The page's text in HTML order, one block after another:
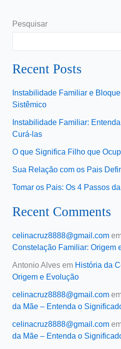
Pesquisar
Recent Posts
Instabilidade Familiar e
Sistêmico
Instabilidade Familiar:
Curá-las
O que Significa Filho que
Sua Relação com os Pais
Tomar os Pais: Os 4 Passos
Recent Comments
celinacruz8888@gmail.com
Constelação Familiar: Origem
Antonio Alvesem História da
Origem e Evolução
celinacruz8888@gmail.com
da Mãe – Entenda o
celinacruz8888@gmail.com
da Mãe – Entenda o